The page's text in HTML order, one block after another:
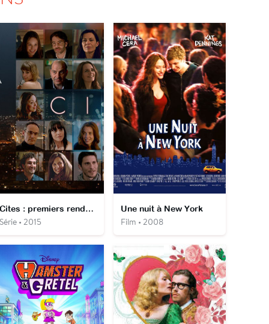
Cites : premiers rendez-vous
• 2015
Une nuit à New York
Film • 2008